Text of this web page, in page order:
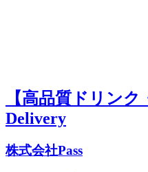
【高品質ドリン
Delivery
株式会社Pass